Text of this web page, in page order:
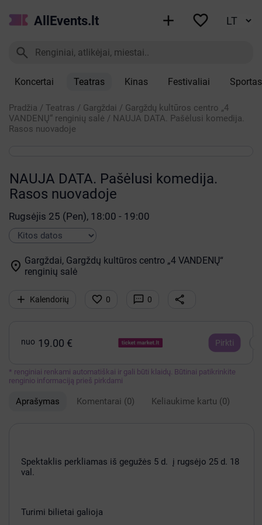
AllEvents.lt  

Koncertai Teatras Kinas Festivaliai Sportas
Pradžia / Teatras / Gargždai / Gargždų kultūros centro „4
VANDENŲ“ renginių salė / NAUJA DATA. Pašėlusi komedija.
Rasos nuovadoje
NAUJA DATA. Pašėlusi komedija.
Rasos nuovadoje
Rugsėjis 25 (Pen), 18:00 - 19:00
 Gargždai, Gargždų kultūros centro „4 VANDENŲ“
renginių salė
 Kalendorių  0  0 
nuo 19.00 € Pirkti
* renginiai renkami automatiškai ir gali būti klaidų. Būtinai patikrinkite
renginio informaciją prieš pirkdami
Aprašymas Komentarai (0) Keliaukime kartu (0)
Spektaklis perkliamas iš gegužės 5 d. į rugsėjo 25 d. 18
val.
Turimi bilietai galioja